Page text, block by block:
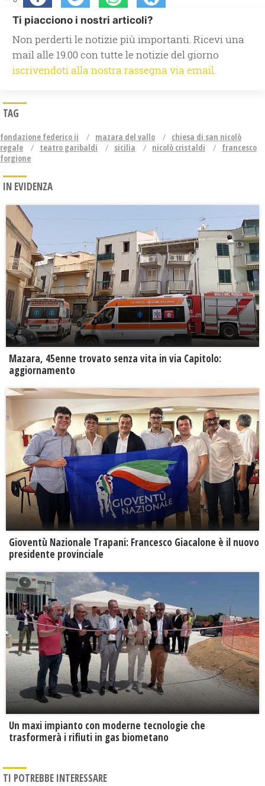
Ti piacciono i nostri articoli?
Non perderti le notizie più importanti. Ricevi una
mail alle 19.00 con tutte le notizie del giorno
iscrivendoti alla nostra rassegna via email.
TAG
fondazione federico ii mazara del vallo
chiesa di san nicolò
regale
teatro garibaldi sicilia nicolò cristaldi
francesco
forgione
IN EVIDENZA
Mazara, 45enne trovato senza vita in via Capitolo:
aggiornamento
Gioventù Nazionale Trapani: Francesco Giacalone è il nuovo
presidente provinciale
Un maxi impianto con moderne tecnologie che
trasformerà i rifiuti in gas biometano
TI POTREBBE INTERESSARE